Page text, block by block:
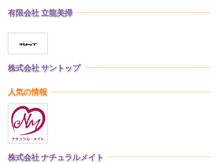
有限会社 立龍美掃
株式会社 サントップ
人気の情報
株式会社 ナチュラルメイト